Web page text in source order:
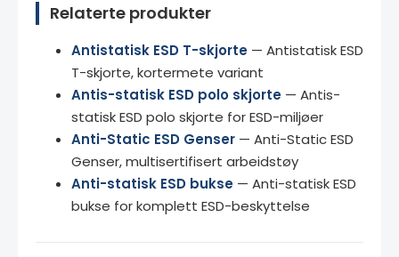
Relaterte produkter
Antistatisk ESD T-skjorte — Antistatisk ESD
T-skjorte, kortermete variant
Antis-statisk ESD polo skjorte — Antis-
statisk ESD polo skjorte for ESD-miljøer
Anti-Static ESD Genser — Anti-Static ESD
Genser, multisertifisert arbeidstøy
Anti-statisk ESD bukse — Anti-statisk ESD
bukse for komplett ESD-beskyttelse